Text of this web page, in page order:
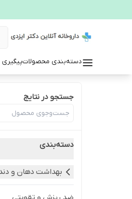
دسته‌بندی محصولات
جستجو در نتایج
دسته‌بندی
بهداشت دهان و